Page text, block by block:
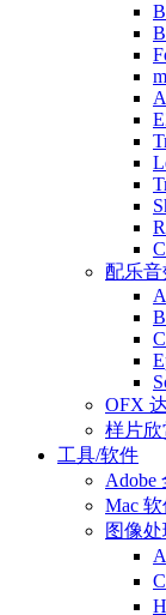
配乐音
OFX
样片欣
工具/软件
Adobe
Mac
图像处